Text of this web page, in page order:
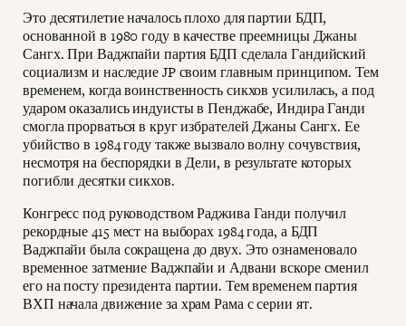
Это десятилетие началось плохо для партии БДП,
основанной в 1980 году в качестве преемницы Джаны
Сангх. При Ваджпайи партия БДП сделала Гандийский
социализм и наследие JP своим главным принципом. Тем
временем, когда воинственность сикхов усилилась, а под
ударом оказались индуисты в Пенджабе, Индира Ганди
смогла прорваться в круг избрателей Джаны Сангх. Ее
убийство в 1984 году также вызвало волну сочувствия,
несмотря на беспорядки в Дели, в результате которых
погибли десятки сикхов.
Конгресс под руководством Раджива Ганди получил
рекордные 415 мест на выборах 1984 года, а БДП
Ваджпайи была сокращена до двух. Это ознаменовало
временное затмение Ваджпайи и Адвани вскоре сменил
его на посту президента партии. Тем временем партия
ВХП начала движение за храм Рама с серии ят.